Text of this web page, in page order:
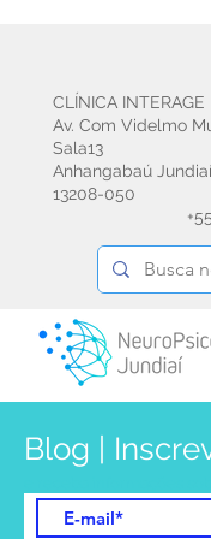
CLÍNICA INTERAGE
Av. Com Videlmo
Sala13
Anhangabaú
13208-050
+55
Blog |
emdr avaliação e
neuropsicológica